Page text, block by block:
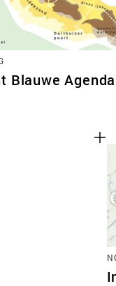
Blauwe Agenda